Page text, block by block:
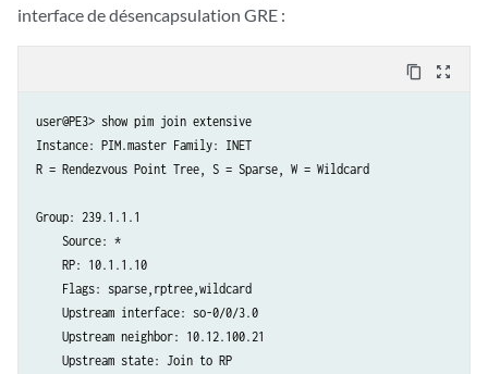
interface de désencapsulation GRE :
content_copy zoom_out_map
user@PE3> show pim join extensive
Instance: PIM.master Family: INET
R = Rendezvous Point Tree, S = Sparse, W = Wildcard
Group: 239.1.1.1
    Source: *
    RP: 10.1.1.10
    Flags: sparse,rptree,wildcard
    Upstream interface: so-0/0/3.0
    Upstream neighbor: 10.12.100.21
    Upstream state: Join to RP